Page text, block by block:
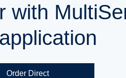
with
Order Direct